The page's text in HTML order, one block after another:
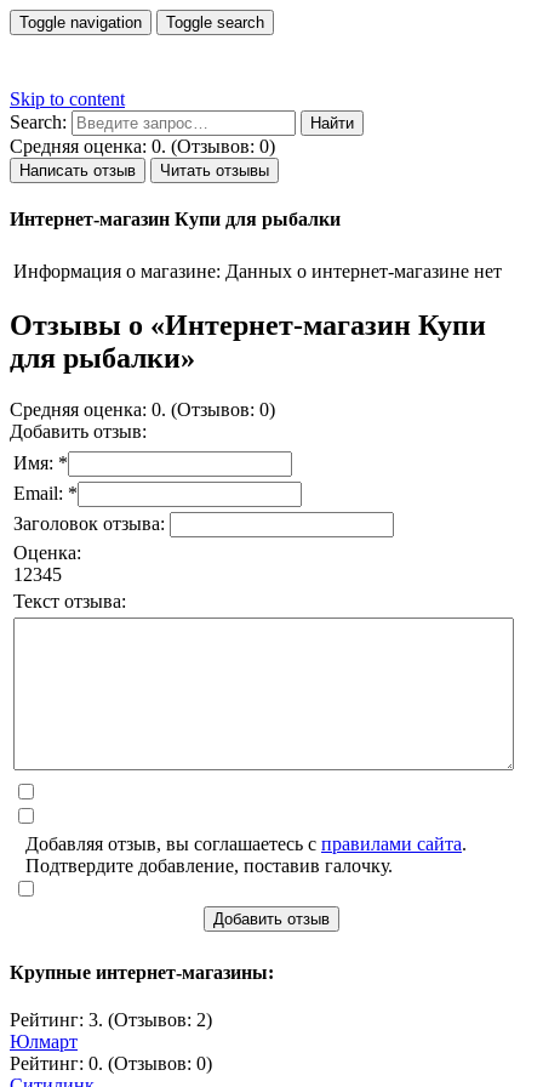
Toggle navigation Toggle search
Skip to content
Search:
Средняя оценка: 0. (Отзывов: 0)
Написать отзыв Читать отзывы
Интернет-магазин Купи для рыбалки
Информация о магазине: Данных о интернет-магазине нет
Отзывы о «Интернет-магазин Купи
для рыбалки»
Средняя оценка: 0. (Отзывов: 0)
Добавить отзыв:
Имя: *
Email: *
Заголовок отзыва:
Оценка:
1 2345
Текст отзыва:
Добавляя отзыв, вы соглашаетесь с правилами сайта.
Подтвердите добавление, поставив галочку.
Добавить отзыв
Крупные интернет-магазины:
Рейтинг: 3. (Отзывов: 2)
Юлмарт
Рейтинг: 0. (Отзывов: 0)